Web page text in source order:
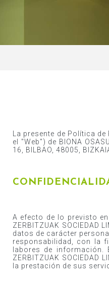
La presente de Política
el "Web") de BIONA
16, BILBAO, 48005,
A efecto de lo previsto en
ZERBITZUAK
datos de carácter personal
responsabilidad, con la
labores de información.
ZERBITZUAK
la prestación de sus